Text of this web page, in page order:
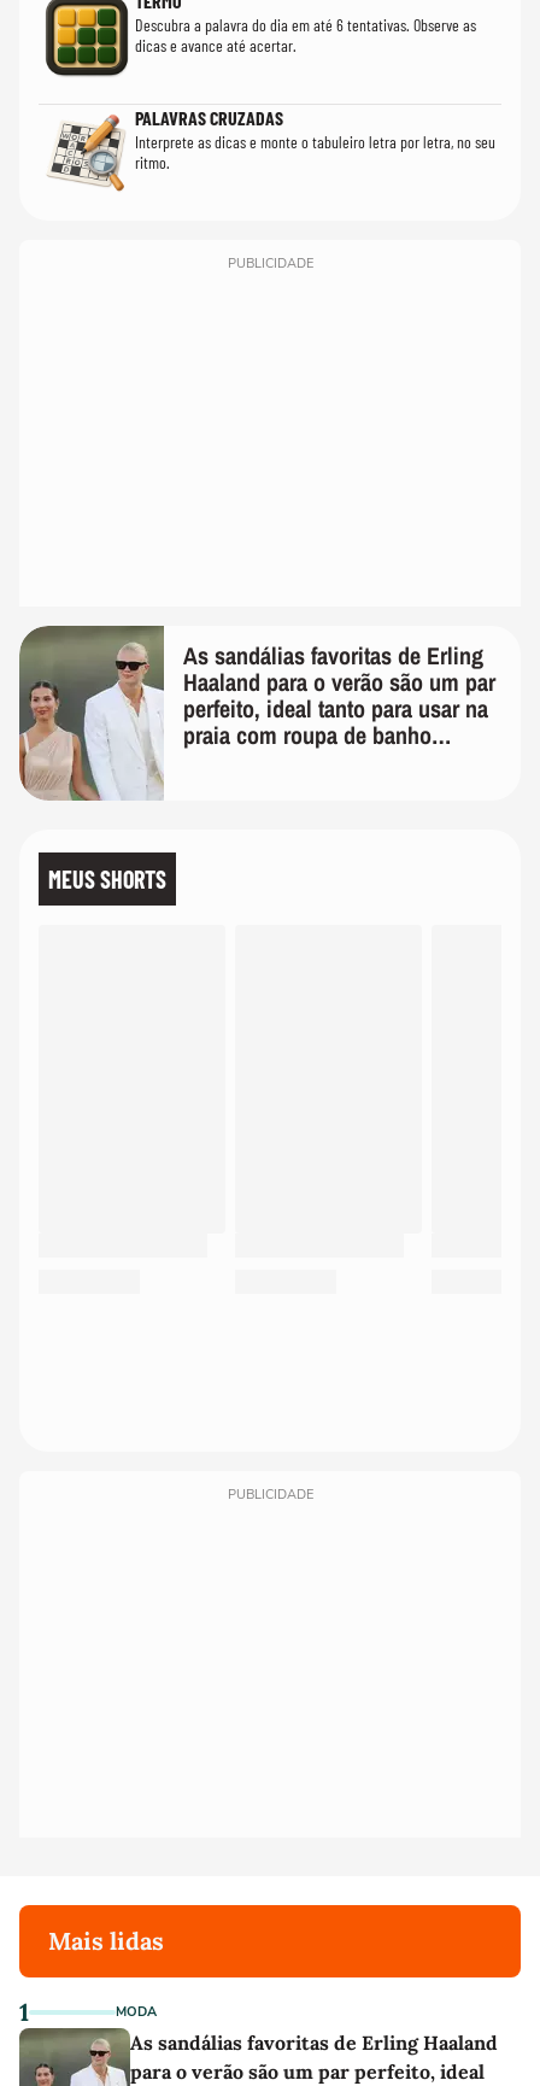
Descubra a palavra do dia em até 6 tentativas. Observe as
dicas e avance até acertar.
PALAVRAS CRUZADAS
Interprete as dicas e monte o tabuleiro letra por letra, no seu
ritmo.
PUBLICIDADE
As sandálias favoritas de Erling
Haaland para o verão são um par
perfeito, ideal tanto para usar na
praia com roupa de banho
MEUS SHORTS
PUBLICIDADE
Mais lidas
1 MODA
As sandálias favoritas de Erling Haaland
para o verão são um par perfeito, ideal